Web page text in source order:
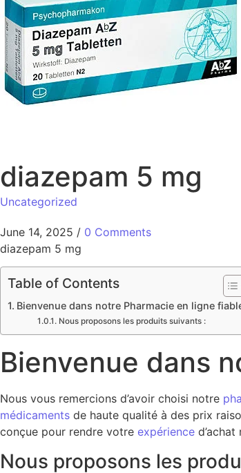
diazepam 5 mg​
Uncategorized
June 14, 2025 / 0 Comments
diazepam 5 mg​
Table of Contents
Bienvenue dans notre Pharmacie en ligne
Nous proposons les produits suivants :
Bienvenue dans
Nous vous remercions d’avoir choisi notre
médicaments de haute qualité à des prix
conçue pour rendre votre expérience
Nous proposons les